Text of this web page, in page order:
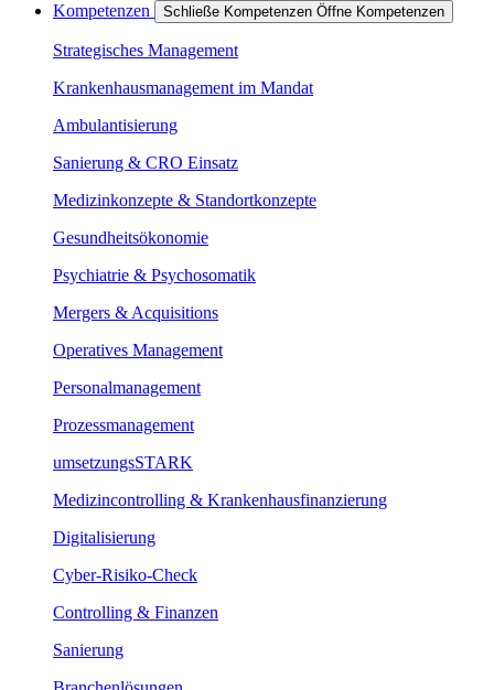
Kompetenzen Schließe Kompetenzen Öffne Kompetenzen
Strategisches Management
Krankenhausmanagement im Mandat
Ambulantisierung
Sanierung & CRO Einsatz
Medizinkonzepte & Standortkonzepte
Gesundheitsökonomie
Psychiatrie & Psychosomatik
Mergers & Acquisitions
Operatives Management
Personalmanagement
Prozessmanagement
umsetzungsSTARK
Medizincontrolling & Krankenhausfinanzierung
Digitalisierung
Cyber-Risiko-Check
Controlling & Finanzen
Sanierung